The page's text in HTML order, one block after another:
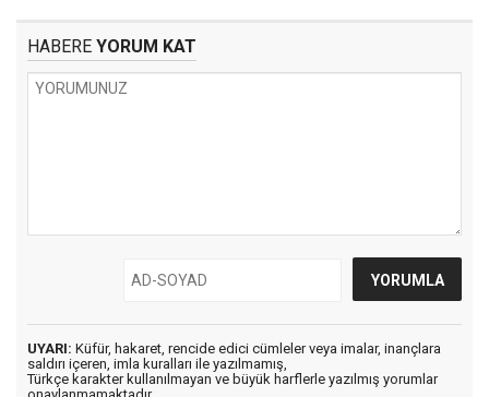
HABERE YORUM KAT
UYARI: Küfür, hakaret, rencide edici cümleler veya imalar, inançlara
saldırı içeren, imla kuralları ile yazılmamış,
Türkçe karakter kullanılmayan ve büyük harflerle yazılmış yorumlar